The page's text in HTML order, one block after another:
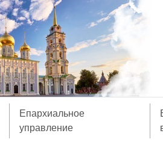
Епархиальное
управление